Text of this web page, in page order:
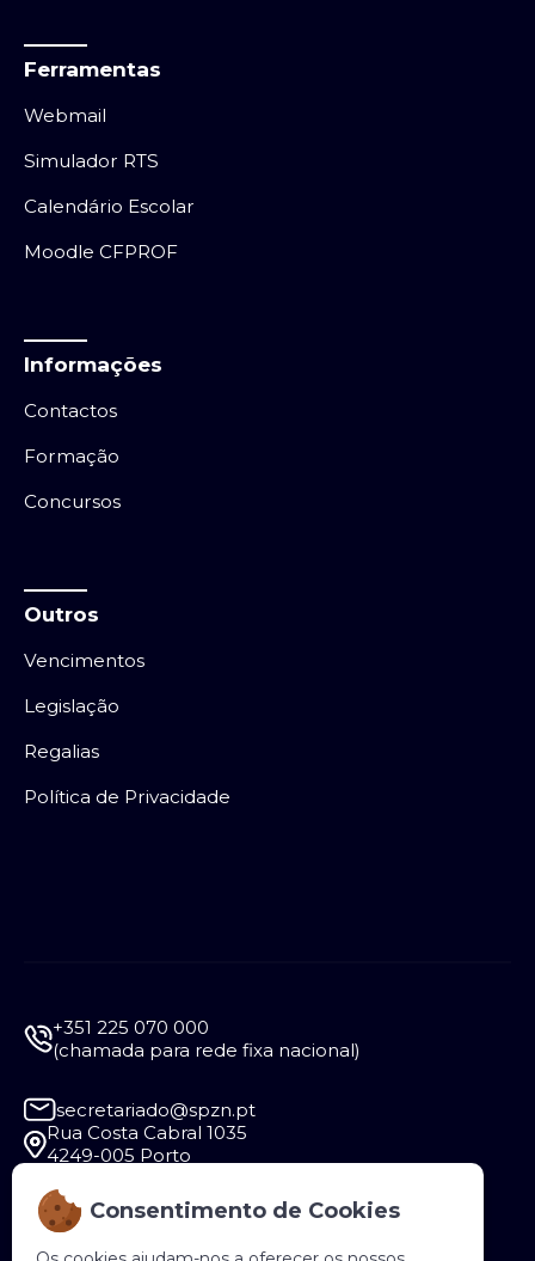
Consentimento de Cookies
Ferramentas
Webmail
Simulador RTS
Calendário Escolar
Moodle CFPROF
Informações
Contactos
Formação
Concursos
Outros
Vencimentos
Legislação
Regalias
Política de Privacidade
+351 225 070 000
(chamada para rede fixa nacional)
secretariado@spzn.pt
Rua Costa Cabral 1035
4249-005 Porto
Segunda a Sexta - 9:30 às 12:30 e das 14:00 às
18:00